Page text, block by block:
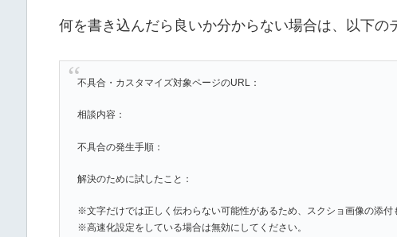
何を書き込んだら良いか分からない場合は、以下の
不具合・カスタマイズ対象ページのURL：
相談内容：
不具合の発生手順：
解決のために試したこと：
※文字だけでは正しく伝わらない可能性があるため、スクショ画像の添付
※高速化設定をしている場合は無効にしてください。